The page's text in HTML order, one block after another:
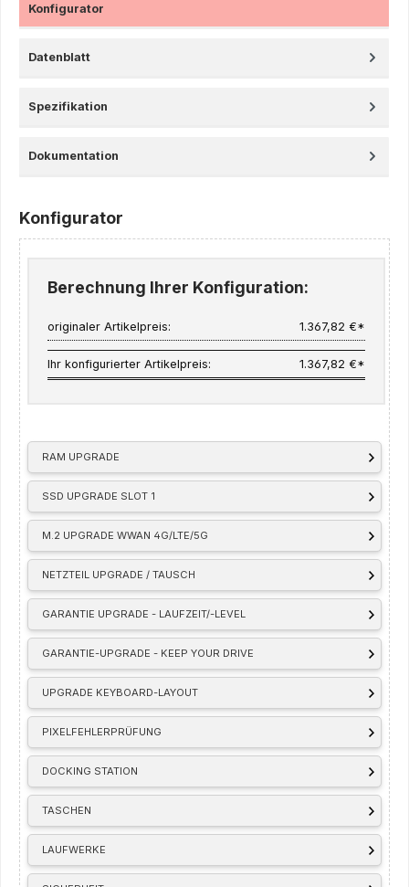
Konfigurator
Datenblatt
Spezifikation
Dokumentation
Konfigurator
RAM UPGRADE
SSD UPGRADE SLOT 1
M.2 UPGRADE WWAN 4G/LTE/5G
NETZTEIL UPGRADE / TAUSCH
GARANTIE UPGRADE - LAUFZEIT/-LEVEL
GARANTIE-UPGRADE - KEEP YOUR DRIVE
UPGRADE KEYBOARD-LAYOUT
PIXELFEHLERPRÜFUNG
DOCKING STATION
TASCHEN
LAUFWERKE
Berechnung Ihrer Konfiguration:
originaler Artikelpreis: 1.367,82 €*
Ihr konfigurierter Artikelpreis: 1.367,82 €*